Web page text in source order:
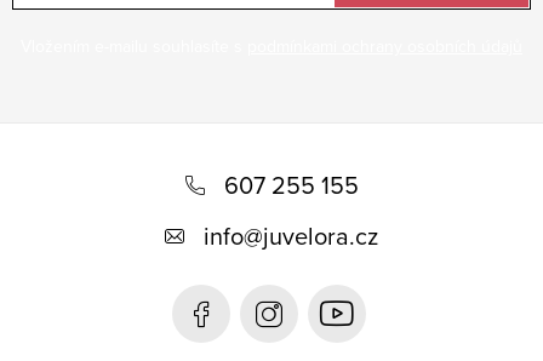
607 255 155
info@juvelora.cz